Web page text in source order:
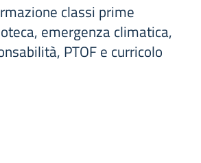
classi prime
emergenza climatica,
PTOF e curricolo